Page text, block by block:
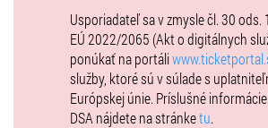
Usporiadateľ sa v zmysle čl. 30 ods.
EÚ 2022/2065 (Akt o digitálnych
ponúkať na portáli
služby, ktoré sú v súlade s
Európskej únie. Príslušné
DSA nájdete na stránketu.